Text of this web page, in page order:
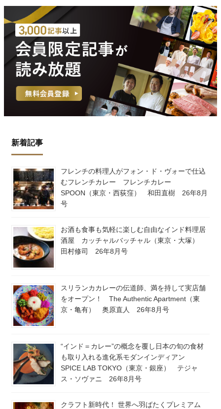
新着記事
フレンチの料理人がフォン・ド・ヴォーで仕込
むフレンチカレー フレンチカレー
SPOON（東京・西荻窪） 和田直樹 26年8月
号
お酒も食事も気軽に楽しむ自由なインド料理居
酒屋 カッチャルバッチャル（東京・大塚）
田村修司 26年8月号
スリランカカレーの伝道師、満を持して実店舗
をオープン！ The Authentic Apartment（東
京・亀有） 奥原直人 26年8月号
“インド＝カレー”の概念を覆し日本の旬の食材
も取り入れる進化系モダンインディアン
SPICE LAB TOKYO（東京・銀座） テジャ
ス・ソヴァニ 26年8月号
クラフト新時代！ 世界へ羽ばたくプレミアム